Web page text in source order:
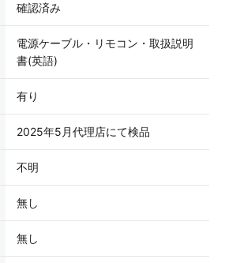
確認済み
電源ケーブル・リモコン・取扱説明
書(英語)
有り
2025年5月代理店にて検品
不明
無し
無し